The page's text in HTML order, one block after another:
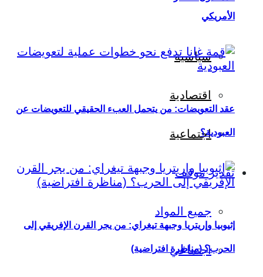
سياسية
اقتصادية
اجتماعية
تقدير موقف
جميع المواد
اجتماعي
الأمريكي
عقد التعويضات: من يتحمل العبء الحقيقي للتعويضات عن
العبودية؟
إثيوبيا وإريتريا وجبهة تيغراي: من يجر القرن الإفريقي إلى
الحرب؟ (مناظرة افتراضية)